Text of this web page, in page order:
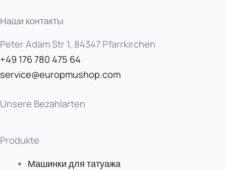
Наши контакты
Peter Adam Str 1, 84347 Pfarrkirchen
+49 176 780 475 64
service@europmushop.com
Unsere Bezahlarten
Produkte
Машинки для татуажа